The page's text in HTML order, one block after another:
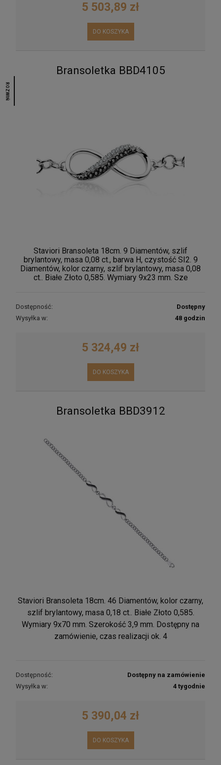
ROZWIŃ
5 503,89 zł
DO KOSZYKA
Bransoletka BBD4105
Staviori Bransoleta 18cm. 9 Diamentów, szlif
brylantowy, masa 0,08 ct., barwa H, czystość SI2. 9
Diamentów, kolor czarny, szlif brylantowy, masa 0,08
ct.. Białe Złoto 0,585. Wymiary 9x23 mm. Sze
Dostępność:
Dostępny
Wysyłka w:
48 godzin
5 324,49 zł
DO KOSZYKA
Bransoletka BBD3912
Staviori Bransoleta 18cm. 46 Diamentów, kolor czarny,
szlif brylantowy, masa 0,18 ct.. Białe Złoto 0,585.
Wymiary 9x70 mm. Szerokość 3,9 mm. Dostępny na
zamówienie, czas realizacji ok. 4
Dostępność:
Dostępny na zamówienie
Wysyłka w:
4 tygodnie
5 390,04 zł
DO KOSZYKA